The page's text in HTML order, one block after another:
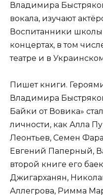
Владимира
вокала, изучают
Воспитанники
концертах, в том
театре и в
Пишет книги.
Владимира
Байки от Вовика»
личности, как Алла
Леонтьев, Семен
Евгений Паперный,
второй книге его
Джигарханян,
Аллегрова, Римма